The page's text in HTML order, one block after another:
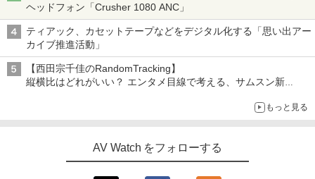
ヘッドフォン「Crusher 1080 ANC」
ティアック、カセットテープなどをデジタル化する「思い出アー
カイブ推進活動」
【西田宗千佳のRandomTracking】
縦横比はどれがいい？ エンタメ目線で考える、サムスン新
もっと見る
AV Watch をフォローする